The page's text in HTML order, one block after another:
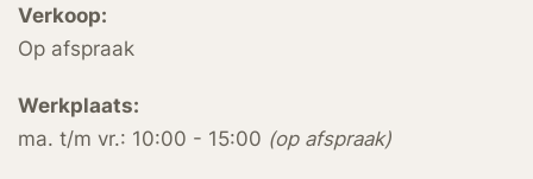
Verkoop:
Op afspraak
Werkplaats:
ma. t/m vr.: 10:00 - 15:00 (op afspraak)